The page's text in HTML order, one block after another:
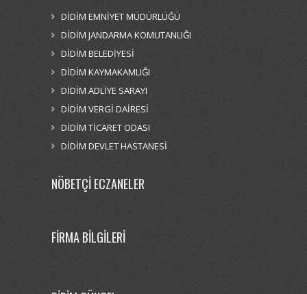
DİDİM EMNİYET MÜDÜRLÜĞÜ
DİDİM JANDARMA KOMUTANLIĞI
DİDİM BELEDİYESİ
DİDİM KAYMAKAMLIĞI
DİDİM ADLİYE SARAYI
DİDİM VERGİ DAİRESİ
DİDİM TİCARET ODASI
DİDİM DEVLET HASTANESİ
NÖBETÇİ ECZANELER
FİRMA BİLGİLERİ